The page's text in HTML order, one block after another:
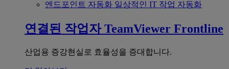
엔드포인트 자동화 일상적인 IT 작업 자동화
연결된 작업자 TeamViewer Frontline
산업용 증강현실로 효율성을 증대합니다.